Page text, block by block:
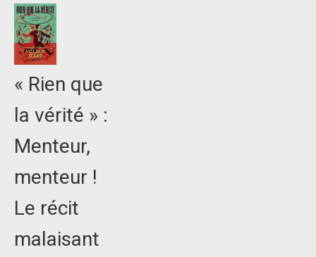
« Rien que
la vérité » :
Menteur,
menteur !
Le récit
malaisant